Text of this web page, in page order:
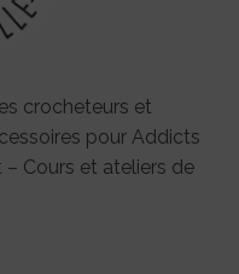
crocheteurs et
pour Addicts
Cours et ateliers de